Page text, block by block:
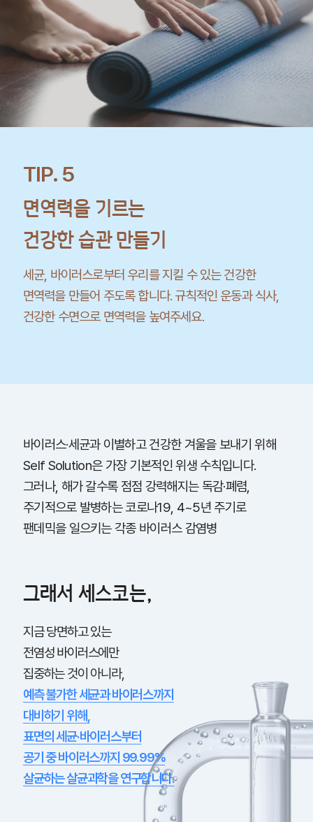
TIP. 5
면역력을 기르는
건강한 습관 만들기
세균, 바이러스로부터 우리를 지킬 수 있는 건강한
면역력을 만들어 주도록 합니다. 규칙적인 운동과 식사,
건강한 수면으로 면역력을 높여주세요.
바이러스·세균과 이별하고 건강한 겨울을 보내기 위해
Self Solution은 가장 기본적인 위생 수칙입니다.
그러나, 해가 갈수록 점점 강력해지는 독감·폐렴,
주기적으로 발병하는 코로나19, 4~5년 주기로
팬데믹을 일으키는 각종 바이러스 감염병
그래서 세스코는,
지금 당면하고 있는
전염성 바이러스에만
집중하는 것이 아니라,
예측 불가한 세균과 바이러스까지
대비하기 위해,
표면의 세균·바이러스부터
공기 중 바이러스까지 99.99%
살균하는 살균과학을 연구합니다.